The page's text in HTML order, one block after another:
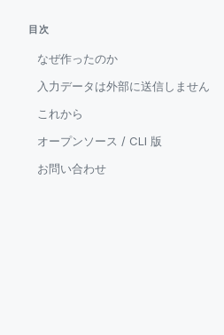
目次
なぜ作ったのか
入力データは外部に送信しません
これから
オープンソース / CLI 版
お問い合わせ